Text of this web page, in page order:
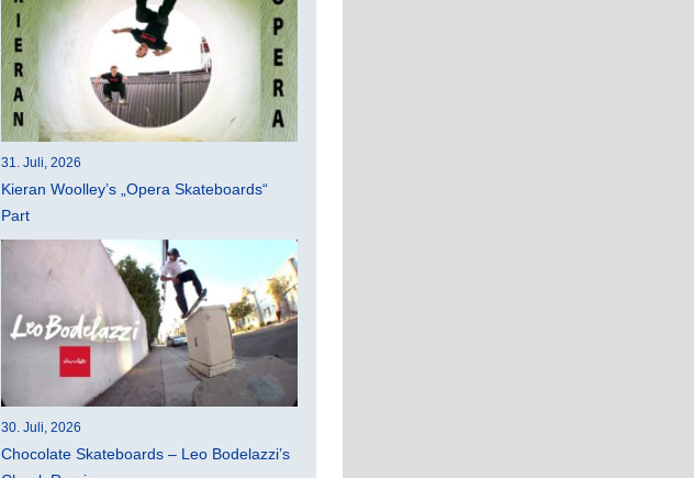
31. Juli, 2026
Kieran Woolley’s „Opera Skateboards“
Part
30. Juli, 2026
Chocolate Skateboards – Leo Bodelazzi’s